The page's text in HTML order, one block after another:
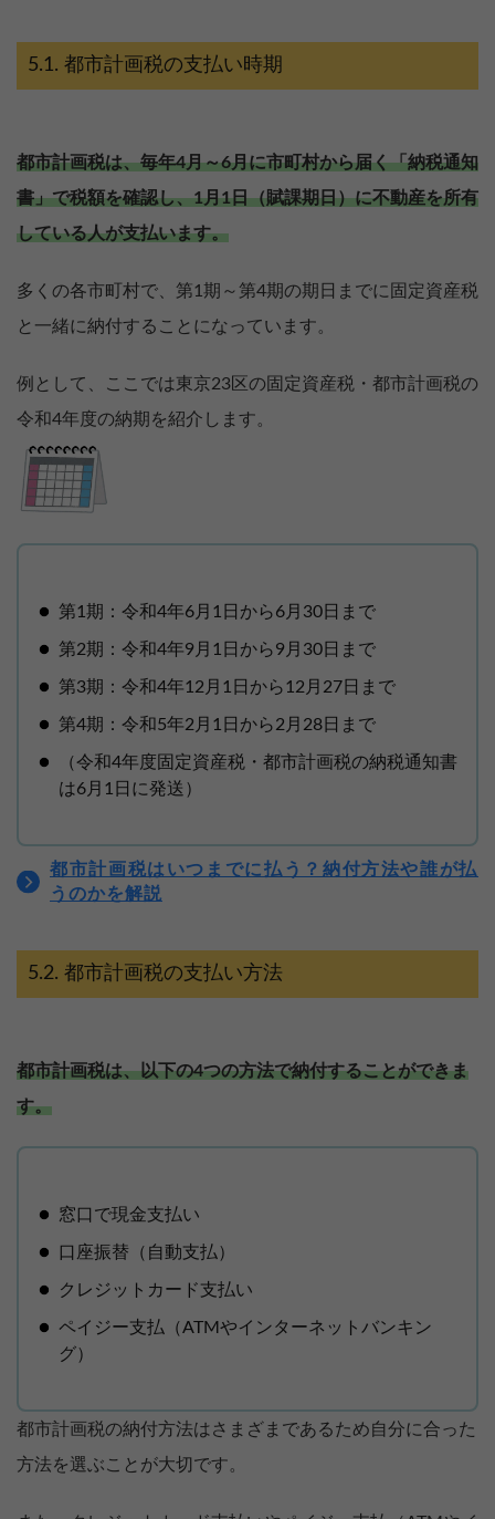
都市計画税の支払い時期
都市計画税は、毎年4月～6月に市町村から届く「納税通知
書」で税額を確認し、1月1日（賦課期日）に不動産を所有
している人が支払います。
多くの各市町村で、第1期～第4期の期日までに固定資産税
と一緒に納付することになっています。
例として、ここでは東京23区の固定資産税・都市計画税の
令和4年度の納期を紹介します。
第1期：令和4年6月1日から6月30日まで
第2期：令和4年9月1日から9月30日まで
第3期：令和4年12月1日から12月27日まで
第4期：令和5年2月1日から2月28日まで
（令和4年度固定資産税・都市計画税の納税通知書
は6月1日に発送）
都市計画税はいつまでに払う？納付方法や誰が払
うのかを解説
都市計画税の支払い方法
都市計画税は、以下の4つの方法で納付することができま
す。
窓口で現金支払い
口座振替（自動支払）
クレジットカード支払い
ペイジー支払（ATMやインターネットバンキン
グ）
都市計画税の納付方法はさまざまであるため自分に合った
方法を選ぶことが大切です。
【完全無料】うちの価格いくら？
無料診断スタート